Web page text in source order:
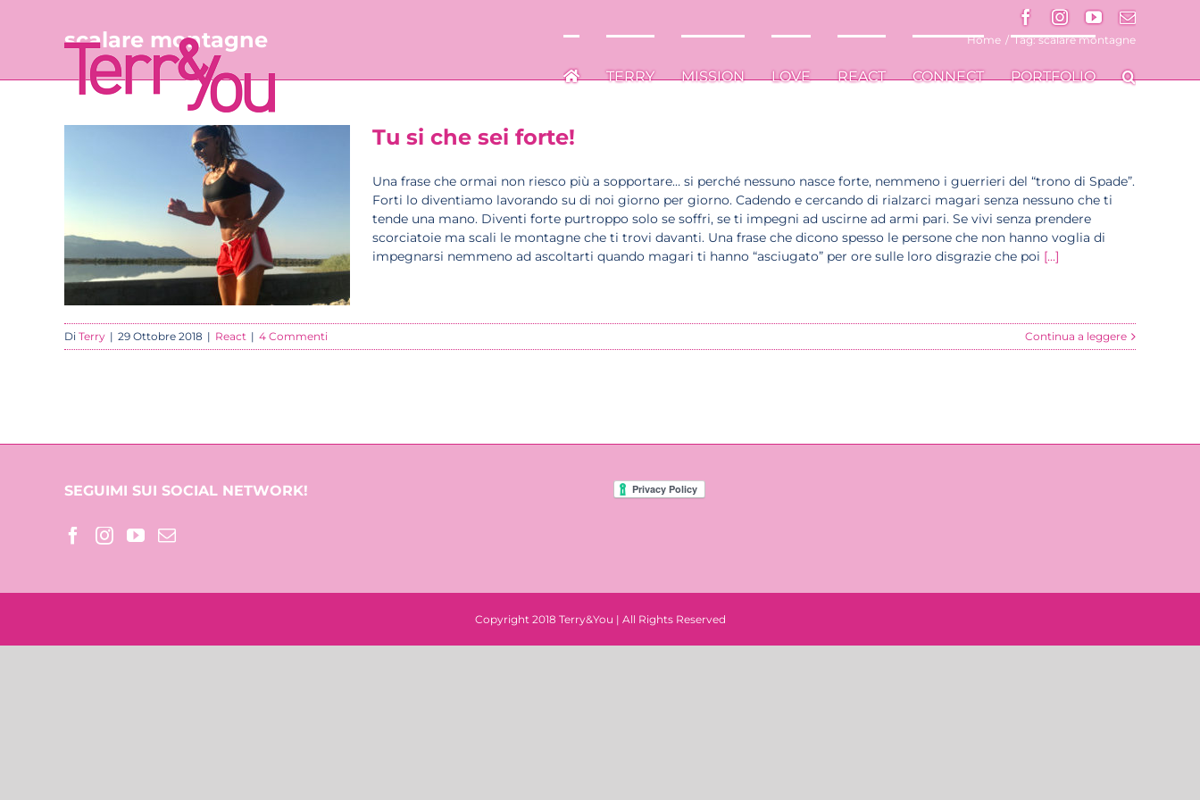
FacebookInstagram
YouTubeEmail
TERRY MISSION LOVE REACT CONNECT PORTFOLIO
FacebookInstagram
YouTubeEmail
TERRY MISSION LOVE REACT CONNECT PORTFOLIO
scalare montagne Home / Tag:scalare montagne
Tu si che sei forte!
Una frase che ormai non riesco più a sopportare… si perché nessuno nasce forte, nemmeno i guerrieri del “trono di Spade”.
Forti lo diventiamo lavorando su di noi giorno per giorno. Cadendo e cercando di rialzarci magari senza nessuno che ti
tende una mano. Diventi forte purtroppo solo se soffri, se ti impegni ad uscirne ad armi pari. Se vivi senza prendere
scorciatoie ma scali le montagne che ti trovi davanti. Una frase che dicono spesso le persone che non hanno voglia di
impegnarsi nemmeno ad ascoltarti quando magari ti hanno “asciugato” per ore sulle loro disgrazie che poi [...]
Di Terry | 29 Ottobre 2018 | React | 4 Commenti Continua a leggere
SEGUIMI SUI SOCIAL NETWORK!
Copyright 2018 Terry&You | All Rights Reserved